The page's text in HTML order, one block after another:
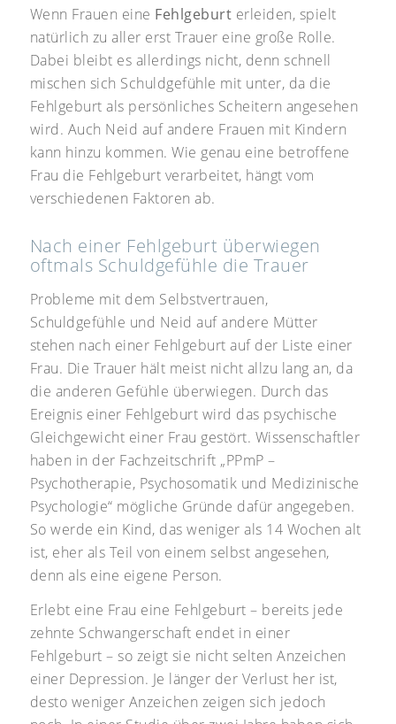
Wenn Frauen eine Fehlgeburt erleiden, spielt
natürlich zu aller erst Trauer eine große Rolle.
Dabei bleibt es allerdings nicht, denn schnell
mischen sich Schuldgefühle mit unter, da die
Fehlgeburt als persönliches Scheitern angesehen
wird. Auch Neid auf andere Frauen mit Kindern
kann hinzu kommen. Wie genau eine betroffene
Frau die Fehlgeburt verarbeitet, hängt vom
verschiedenen Faktoren ab.
Nach einer Fehlgeburt überwiegen
oftmals Schuldgefühle die Trauer
Probleme mit dem Selbstvertrauen,
Schuldgefühle und Neid auf andere Mütter
stehen nach einer Fehlgeburt auf der Liste einer
Frau. Die Trauer hält meist nicht allzu lang an, da
die anderen Gefühle überwiegen. Durch das
Ereignis einer Fehlgeburt wird das psychische
Gleichgewicht einer Frau gestört. Wissenschaftler
haben in der Fachzeitschrift „PPmP –
Psychotherapie, Psychosomatik und Medizinische
Psychologie“ mögliche Gründe dafür angegeben.
So werde ein Kind, das weniger als 14 Wochen alt
ist, eher als Teil von einem selbst angesehen,
denn als eine eigene Person.
Erlebt eine Frau eine Fehlgeburt – bereits jede
zehnte Schwangerschaft endet in einer
Fehlgeburt – so zeigt sie nicht selten Anzeichen
einer Depression. Je länger der Verlust her ist,
desto weniger Anzeichen zeigen sich jedoch